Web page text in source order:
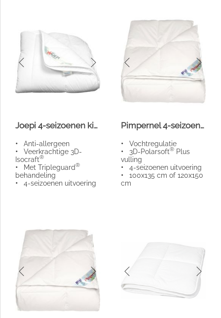
Joepi 4-seizoenen kinderdekbed
• Anti-allergeen
• Veerkrachtige 3D-
Isocraft®
• Met Tripleguard®
behandeling
• 4-seizoenen uitvoering
Pimpernel 4-seizoenen kinderdekbed
• Vochtregulatie
• 3D-Polarsoft® Plus
vulling
• 4-seizoenen uitvoering
• 100x135 cm of 120x150
cm